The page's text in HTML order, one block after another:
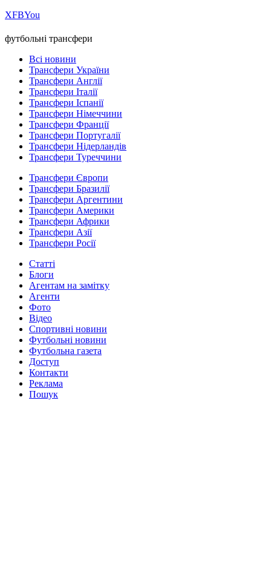
ХFBYou
футбольні трансфери
Всі новини
Трансфери України
Трансфери Англії
Трансфери Італії
Трансфери Іспанії
Трансфери Німеччини
Трансфери Франції
Трансфери Португалії
Трансфери Нідерландів
Трансфери Туреччини
Трансфери Європи
Трансфери Бразилії
Трансфери Аргентини
Трансфери Америки
Трансфери Африки
Трансфери Азії
Трансфери Росії
Статті
Блоги
Агентам на замітку
Агенти
Фото
Відео
Спортивні новини
Футбольні новини
Футбольна газета
Доступ
Контакти
Реклама
Пошук